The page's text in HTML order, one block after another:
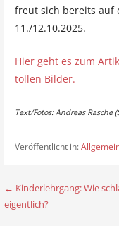
freut sich bereits auf
11./12.10.2025.
Hier geht es zum
tollen Bilder.
Text/Fotos: Andreas Rasche
Veröffentlicht in:
B
← Kinderlehrgang: Wie
eigentlich?